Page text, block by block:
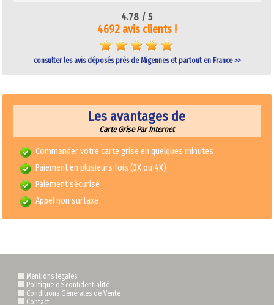
4.78 /5
4692 avis clients !
consulter les avis déposés près de Migennes et partout en France >>
Les avantages de
Carte Grise Par Internet
Commander votre carte grise en quelques minutes
Paiement en plusieurs fois (3X ou 4X)
Paiement sécurisé
Appel non surtaxé
Mentions légales
Politique de confidentialité
Conditions Générales de Vente
Contact